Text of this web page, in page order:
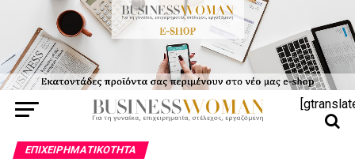
ΕΠΙΧΕΙΡΗΜΑΤΙΚΌΤΗΤΑ